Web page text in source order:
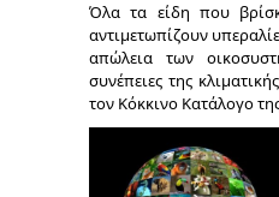
Όλα τα είδη που
αντιμετωπίζουν
απώλεια των
συνέπειες της
τον Κόκκινο Κατάλογο